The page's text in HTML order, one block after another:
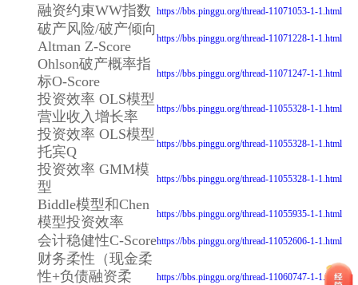
融资约束WW指数 https://bbs.pinggu.org/thread-11071053-1-1.html
破产风险/破产倾向
Altman Z-Score
https://bbs.pinggu.org/thread-11071228-1-1.html
Ohlson破产概率指
标O-Score
https://bbs.pinggu.org/thread-11071247-1-1.html
投资效率 OLS模型
营业收入增长率
https://bbs.pinggu.org/thread-11055328-1-1.html
投资效率 OLS模型
托宾Q
https://bbs.pinggu.org/thread-11055328-1-1.html
投资效率 GMM模
型
https://bbs.pinggu.org/thread-11055328-1-1.html
Biddle模型和Chen
模型投资效率
https://bbs.pinggu.org/thread-11055935-1-1.html
会计稳健性C-Scorehttps://bbs.pinggu.org/thread-11052606-1-1.html
财务柔性（现金柔
性+负债融资柔
https://bbs.pinggu.org/thread-11060747-1-1.html